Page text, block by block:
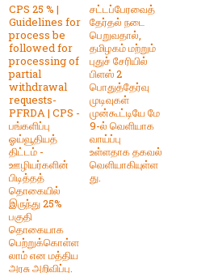
CPS 25 % |
Guidelines for
process be
followed for
processing of
partial
withdrawal
requests-
PFRDA | CPS -
பங்களிப்பு
ஓய்வூதியத்
திட்டம் -
ஊழியர்களின்
பிடித்தத்
தொகையில்
இருந்து 25%
பகுதி
தொகையாக
பெற்றுக்கொள்ள
லாம் என மத்திய
அரசு அறிவிப்பு.
சட்டப்பேரவைத்
தேர்தல் நடை
பெறுவதால்,
தமிழகம் மற்றும்
புதுச் சேரியில்
பிளஸ் 2
பொதுத்தேர்வு
முடிவுகள்
முன்கூட்டியே மே
9-ல் வெளியாக
வாய்ப்பு
உள்ளதாக தகவல்
வெளியாகியுள்ள
து.